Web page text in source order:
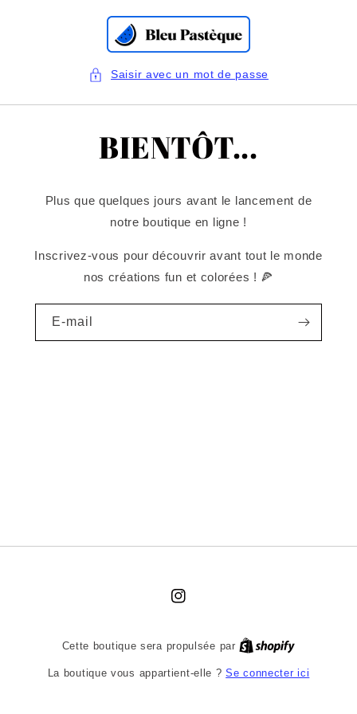
Saisir avec un mot de passe
BIENTÔT...
Plus que quelques jours avant le lancement de
notre boutique en ligne !
Inscrivez-vous pour découvrir avant tout le monde
nos créations fun et colorées ! 🍕
E-mail
Instagram
Cette boutique sera propulsée par
La boutique vous appartient-elle ?Se connecter ici